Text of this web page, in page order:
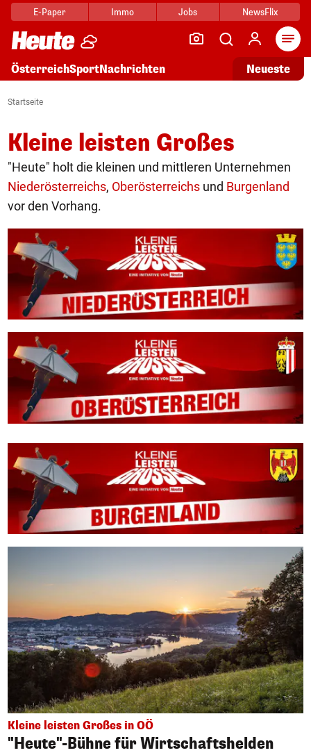
E-Paper Immo Jobs NewsFlix
ÖsterreichSportNachrichten Neueste
Startseite
Kleine leisten Großes
"Heute" holt die kleinen und mittleren Unternehmen
Niederösterreichs, Oberösterreichs und Burgenland
vor den Vorhang.
Kleine leisten Großes in OÖ
"Heute"-Bühne für Wirtschaftshelden